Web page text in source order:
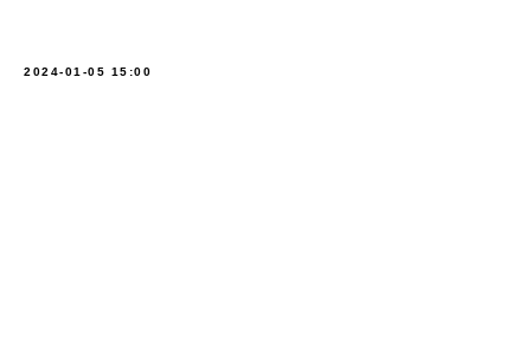
2024-01-05 15:00